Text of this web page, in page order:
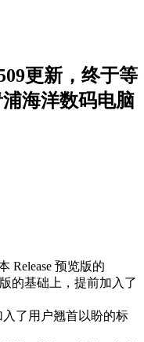
更新，终于等
海洋数码电脑
Release 预览版的
的基础上，提前加入了
入了用户翘首以盼的标